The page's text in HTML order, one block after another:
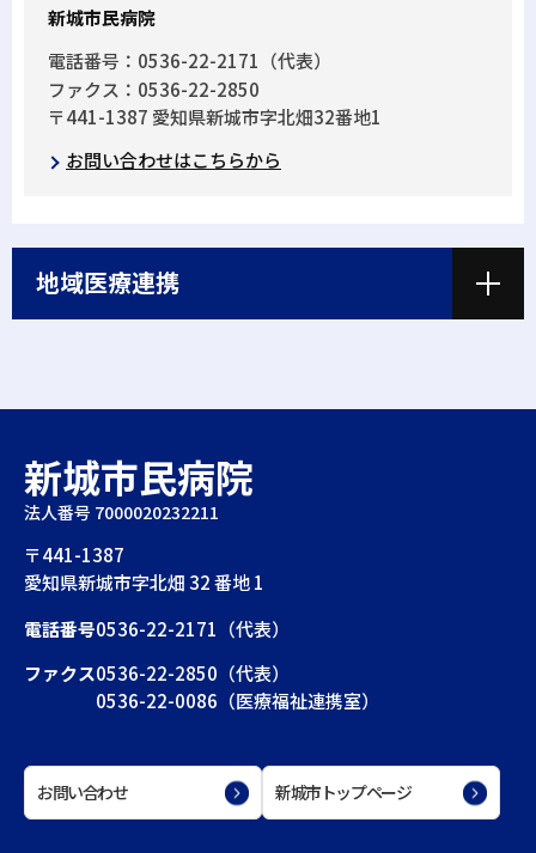
新城市民病院
電話番号：0536-22-2171（代表）
ファクス：0536-22-2850
〒441-1387 愛知県新城市字北畑32番地1
お問い合わせはこちらから
地域医療連携
新城市民病院
法人番号 7000020232211
〒441-1387
愛知県新城市字北畑 32 番地 1
電話番号0536-22-2171（代表）
ファクス0536-22-2850（代表）
0536-22-0086（医療福祉連携室）
お問い合わせ 新城市トップページ